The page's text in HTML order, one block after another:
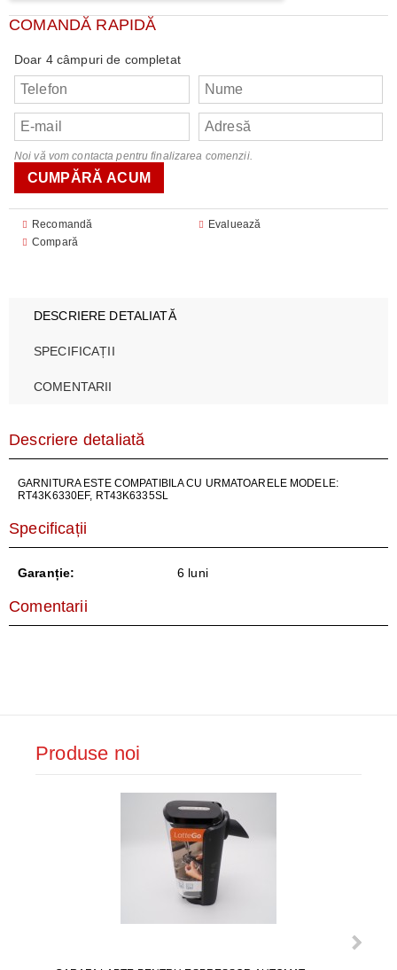
COMANDĂ RAPIDĂ
Doar 4 câmpuri de completat
Noi vă vom contacta pentru finalizarea comenzii.
Recomandă
Evaluează
Compară
DESCRIERE DETALIATĂ
SPECIFICAȚII
COMENTARII
Descriere detaliată
GARNITURA ESTE COMPATIBILA CU URMATOARELE MODELE:
RT43K6330EF, RT43K6335SL
Specificații
Garanție: 6 luni
Comentarii
Produse noi